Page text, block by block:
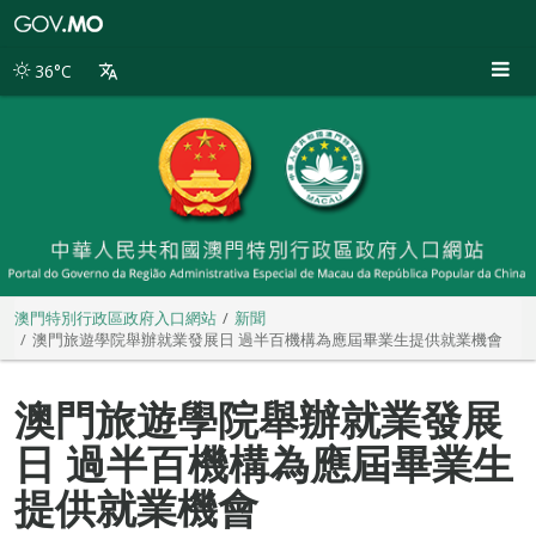
別
36°C
澳門特別行政區政府入口網站
新聞
澳門旅遊學院舉辦就業發展日 過半百機構為應屆畢業生提供就業機會
澳門旅遊學院舉辦就業發展
日 過半百機構為應屆畢業生
提供就業機會